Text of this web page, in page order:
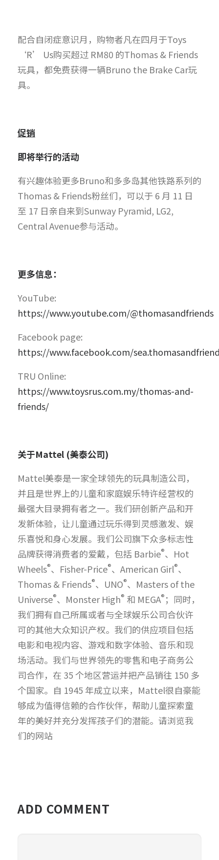
配合自闭症意识月，购物者凡在四月于Toys
‘R’ Us购买超过 RM80 的Thomas & Friends
玩具，都免费获得一辆Bruno the Brake Car玩
具。
促销
即将举行的活动
有兴趣体验更多Bruno和多多岛其他铁路系列的
Thomas & Friends粉丝们，可以于 6 月 11 日
至 17 日亲自来到Sunway Pyramid, LG2,
Central Avenue参与活动。
更多信息：
YouTube:
https://www.youtube.com/@thomasandfriends
Facebook page:
https://www.facebook.com/
TRU Online:
https://www.toysrus.com.my/thomas-and-
friends/
关于Mattel (美泰公司)
Mattel美泰是一家全球领先的玩具制造公司，
并且是世界上的儿童和家庭娱乐特许经营权的
最强大目录拥有者之一。我们研创新产品和开
发新体验，让儿童通过玩乐得到灵感激发、娱
乐喜悦和身心发展。我们公司旗下众多标志性
品牌获得消费者的爱戴，包括 Barbie®、Hot
Wheels®、Fisher-Price®、American Girl®、
Thomas & Friends®、UNO®、Masters of the
Universe®、Monster High® 和 MEGA® ；同时，
我们拥有自己所属或者与全球娱乐公司合伙许
可的其他大众知识产权。我们的供应项目包括
电影和电视内容、游戏和数字体验、音乐和现
场活动。我们与世界领先的零售和电子商务公
司合作，在 35 个地区营运并把产品销往 150 多
个国家。自 1945 年成立以来，Mattel很自豪能
够成为值得信赖的合作伙伴，帮助儿童探索童
年的美好并充分发挥孩子们的潜能。请浏览我
们的网站
ADD COMMENT